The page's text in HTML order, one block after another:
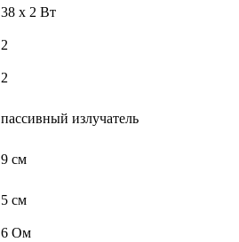
38 x 2 Вт
2
2
пассивный излучатель
9 см
5 см
6 Ом